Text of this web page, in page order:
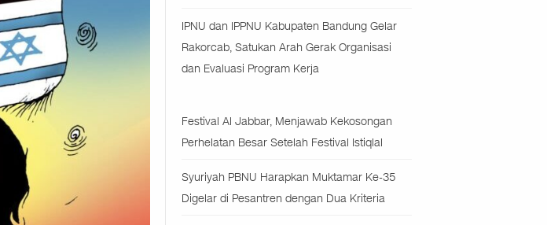
IPNU dan IPPNU Kabupaten Bandung Gelar
Rakorcab, Satukan Arah Gerak Organisasi
dan Evaluasi Program Kerja
Festival Al Jabbar, Menjawab Kekosongan
Perhelatan Besar Setelah Festival Istiqlal
Syuriyah PBNU Harapkan Muktamar Ke-35
Digelar di Pesantren dengan Dua Kriteria